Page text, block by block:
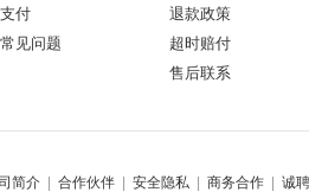
付
见问题
退款政策
超时赔付
售后联系
简介| 合作伙伴| 安全隐私| 商务合作| 诚